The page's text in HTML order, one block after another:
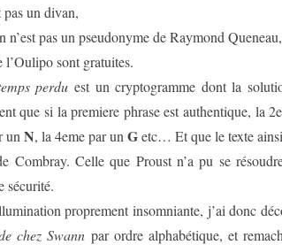
pas un divan,
n’est pas un pseudonyme de Raymond Queneau,
l’Oulipo sont gratuites.
perdu est un cryptogramme dont la
que si la premiere phrase est authentique, la
un N, la 4eme par un Getc… Et que le texte
Combray. Celle que Proust n’a pu se
sécurité.
proprement insomniante, j’ai donc
chez Swann par ordre alphabétique, et